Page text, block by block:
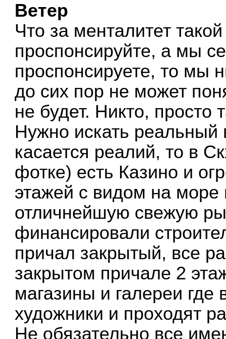
Ветер
Что за менталитет
проспонсируйте, а мы
проспонсируете, то мы
до сих пор не может
не будет. Никто, просто
Нужно искать реальный
касается реалий, то в
фотке) есть Казино и
этажей с видом на море
отличнейшую свежую
финансировали
причал закрытый, все
закрытом причале 2
магазины и галереи
художники и проходят
Не обязательно все